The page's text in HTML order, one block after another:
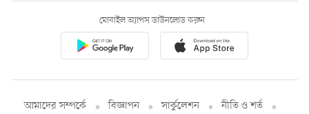
মোবাইল অ্যাপস ডাউনলোড করুন
আমাদের সম্পর্কে বিজ্ঞাপন সার্কুলেশন
নীতি ও শর্ত